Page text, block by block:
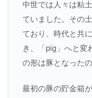
中世では人々は粘
ていました。その
ており、時代と共
き、「pig」へと変
の形は豚となったの
最初の豚の貯金箱